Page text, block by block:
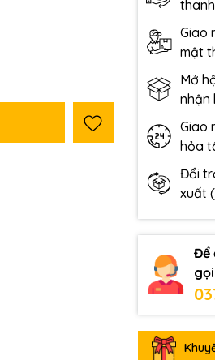
Giao
mật
Mở
nhận
Giao
hỏa
Đổi
xuất
Để